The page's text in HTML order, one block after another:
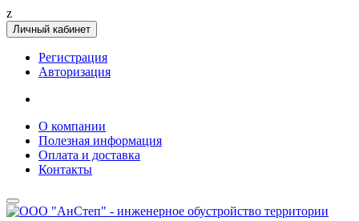
z
Личный кабинет
Регистрация
Авторизация
О компании
Полезная информация
Оплата и доставка
Контакты